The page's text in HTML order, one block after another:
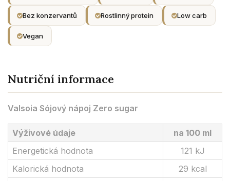
Bez konzervantů Rostlinný protein Low carb
Vegan
Nutriční informace
Valsoia Sójový nápoj Zero sugar
Výživové údaje
na 100 ml
Energetická hodnota
121 kJ
Kalorická hodnota
29 kcal